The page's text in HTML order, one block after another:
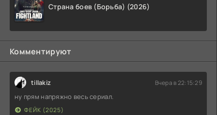
Страна боев (Борьба) (2026)
Комментируют
tillakiz Вчера в 22:15:29
ну прям напряжно весь сериал.
ФЕЙК (2025)